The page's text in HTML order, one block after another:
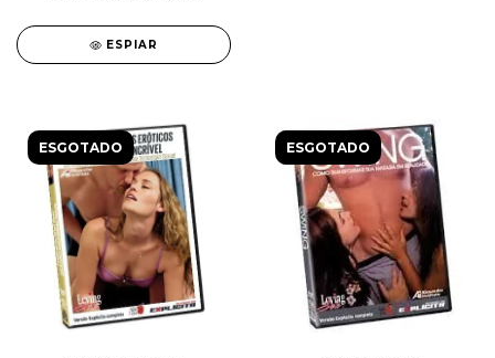
ESPIAR
ESGOTADO ESGOTADO